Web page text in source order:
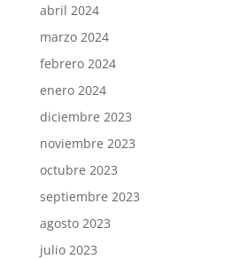
abril 2024
marzo 2024
febrero 2024
enero 2024
diciembre 2023
noviembre 2023
octubre 2023
septiembre 2023
agosto 2023
julio 2023